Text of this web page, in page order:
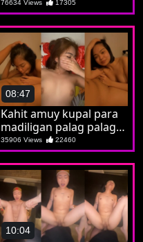
76634 Views 17305
08:47
Kahit amuy kupal para
madiligan palag palag
na si Crystal
35906 Views 22460
10:04